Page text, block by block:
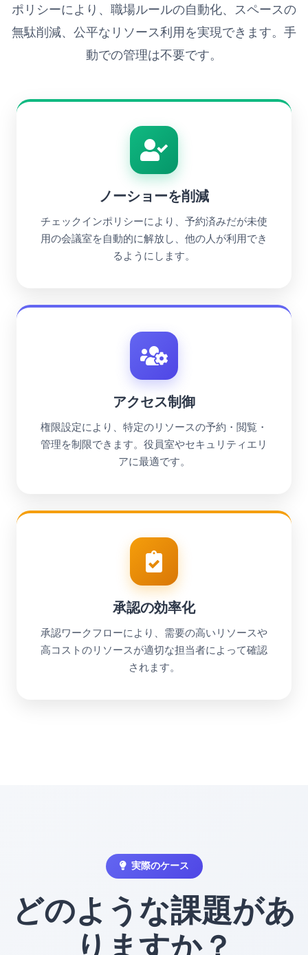
ポリシーにより、職場ルールの自動化、スペースの
無駄削減、公平なリソース利用を実現できます。手
動での管理は不要です。
ノーショーを削減
チェックインポリシーにより、予約済みだが未使
用の会議室を自動的に解放し、他の人が利用でき
るようにします。
アクセス制御
権限設定により、特定のリソースの予約・閲覧・
管理を制限できます。役員室やセキュリティエリ
アに最適です。
承認の効率化
承認ワークフローにより、需要の高いリソースや
高コストのリソースが適切な担当者によって確認
されます。
実際のケース
どのような課題があ
りますか？